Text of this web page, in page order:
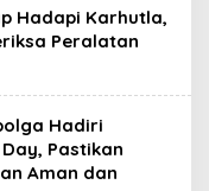
Hadapi Karhutla,
Peralatan
Hadiri
Pastikan
Aman dan